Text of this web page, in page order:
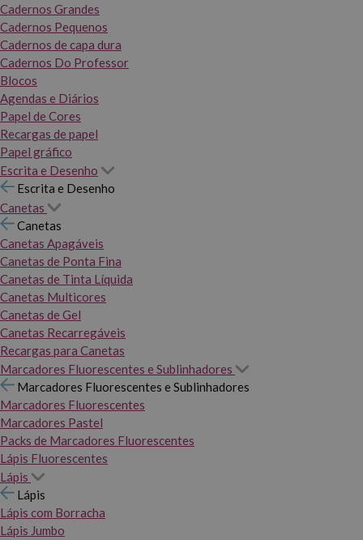
Cadernos Grandes
Cadernos Pequenos
Cadernos de capa dura
Cadernos Do Professor
Blocos
Agendas e Diários
Papel de Cores
Recargas de papel
Papel gráfico
Escrita e Desenho
Escrita e Desenho
Canetas
Canetas
Canetas Apagáveis
Canetas de Ponta Fina
Canetas de Tinta Líquida
Canetas Multicores
Canetas de Gel
Canetas Recarregáveis
Recargas para Canetas
Marcadores Fluorescentes e Sublinhadores
Marcadores Fluorescentes e Sublinhadores
Marcadores Fluorescentes
Marcadores Pastel
Packs de Marcadores Fluorescentes
Lápis Fluorescentes
Lápis
Lápis
Lápis com Borracha
Lápis Jumbo